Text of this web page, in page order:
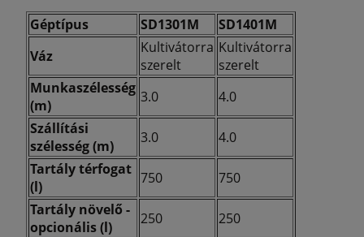
Géptípus SD1301M
SD1401M
Váz
Kultivátorra
szerelt
Kultivátorra
szerelt
Munkaszélesség
(m)
3.0
4.0
Szállítási
szélesség (m)
3.0
4.0
Tartály térfogat
(l)
750
750
Tartály növelő -
opcionális (l)
250
250